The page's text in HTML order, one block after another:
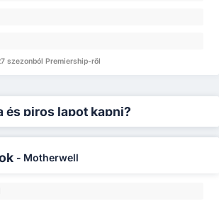
szezonból Premiership-ről
és piros lapot kapni?
- Motherwell